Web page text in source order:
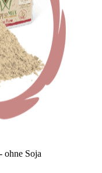
ohne Soja